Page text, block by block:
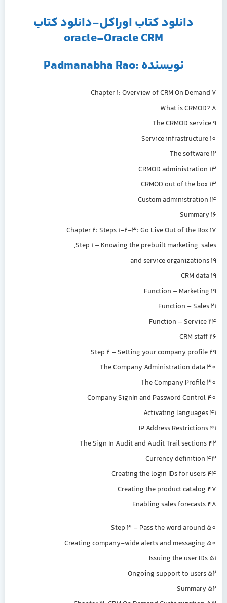
دانلود کتاب اوراکل-دانلود کتاب
oracle-Oracle CRM
نویسنده :Padmanabha Rao
Chapter 1: Overview of CRM On Demand 7
What is CRMOD? 8
The CRMOD service 9
Service infrastructure 10
The software 12
CRMOD administration 13
CRMOD out of the box 13
Custom administration 14
Summary 16
Chapter 2: Steps 1-2-3: Go Live Out of the Box 17
Step 1 – Knowing the prebuilt marketing, sales,
and service organizations 19
CRM data 19
Function – Marketing 19
Function – Sales 21
Function – Service 24
CRM staff 26
Step 2 – Setting your company profile 29
The Company Administration data 30
The Company Profile 30
Company SignIn and Password Control 40
Activating languages 41
IP Address Restrictions 41
The Sign In Audit and Audit Trail sections 42
Currency definition 43
Creating the login IDs for users 44
Creating the product catalog 47
Enabling sales forecasts 48
Step 3 – Pass the word around 50
Creating company-wide alerts and messaging 50
Issuing the user IDs 51
Ongoing support to users 52
Summary 52